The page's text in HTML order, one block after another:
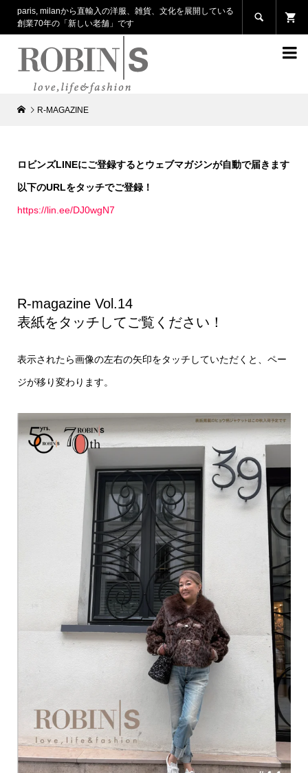
paris, milanから直輸入の洋服、雑貨、文化を展開している
創業70年の「新しい老舗」です


R‐MAGAZINE
ロビンズLINEにご登録するとウェブマガジンが自動で届きます
以下のURLをタッチでご登録！
https://lin.ee/DJ0wgN7
R-magazine Vol.14
表紙をタッチしてご覧ください！
表示されたら画像の左右の矢印をタッチしていただくと、ペー
ジが移り変わります。